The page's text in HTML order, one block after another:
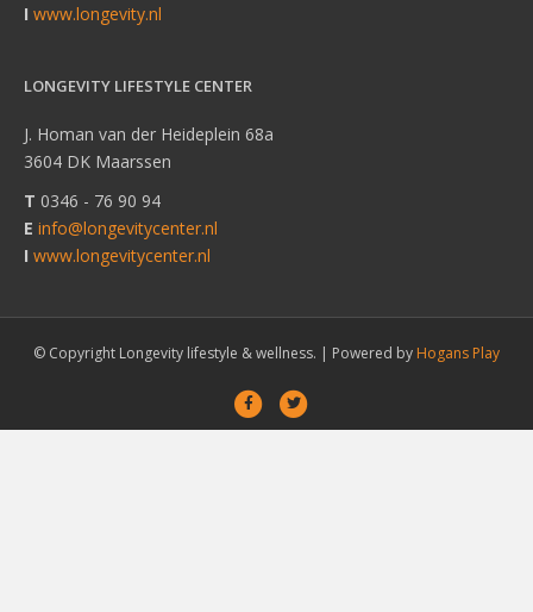
I www.longevity.nl
LONGEVITY LIFESTYLE CENTER
J. Homan van der Heideplein 68a
3604 DK Maarssen
T 0346 - 76 90 94
E info@longevitycenter.nl
I www.longevitycenter.nl
© Copyright Longevity lifestyle & wellness. | Powered by Hogans Play
FacebookTwitter